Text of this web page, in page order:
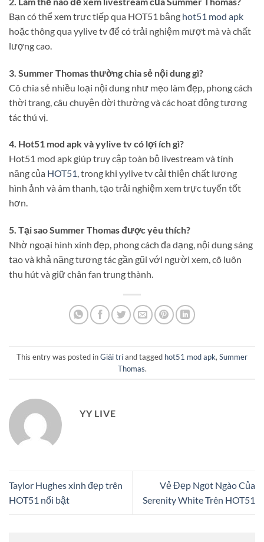
Bạn có thể xem trực tiếp qua HOT51 bằng hot51 mod apk
hoặc thông qua yylive tv để có trải nghiệm mượt mà và chất
lượng cao.
3. Summer Thomas thường chia sẻ nội dung gì?
Cô chia sẻ nhiều loại nội dung như mẹo làm đẹp, phong cách
thời trang, câu chuyện đời thường và các hoạt động tương
tác thú vị.
4. Hot51 mod apk và yylive tv có lợi ích gì?
Hot51 mod apk giúp truy cập toàn bộ livestream và tính
năng của HOT51, trong khi yylive tv cải thiện chất lượng
hình ảnh và âm thanh, tạo trải nghiệm xem trực tuyến tốt
hơn.
5. Tại sao Summer Thomas được yêu thích?
Nhờ ngoại hình xinh đẹp, phong cách đa dạng, nội dung sáng
tạo và khả năng tương tác gần gũi với người xem, cô luôn
thu hút và giữ chân fan trung thành.
This entry was posted inGiải tríand tagged hot51 mod apk, Summer
Thomas.
YY LIVE
Taylor Hughes xinh đẹp trên
HOT51 nổi bật
Vẻ Đẹp Ngọt Ngào Của
Serenity White Trên HOT51